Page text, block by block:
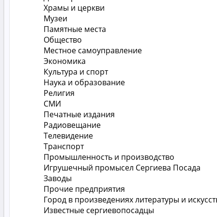
Храмы и церкви
Музеи
Памятные места
Общество
Местное самоуправление
Экономика
Культура и спорт
Наука и образование
Религия
СМИ
Печатные издания
Радиовещание
Телевидение
Транспорт
Промышленность и производство
Игрушечный промысел Сергиева Посада
Заводы
Прочие предприятия
Город в произведениях литературы и
Известные сергиевопосадцы